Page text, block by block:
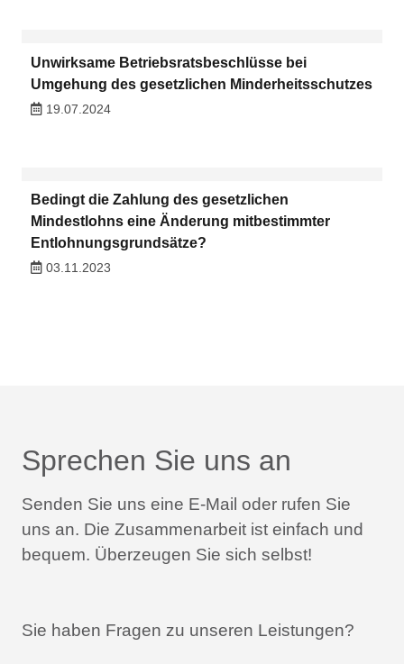
Unwirksame Betriebsratsbeschlüsse bei
Umgehung des gesetzlichen Minderheitsschutzes
19.07.2024
Bedingt die Zahlung des gesetzlichen
Mindestlohns eine Änderung mitbestimmter
Entlohnungsgrundsätze?
03.11.2023
Sprechen Sie uns an
Senden Sie uns eine E-Mail oder rufen Sie
uns an. Die Zusammenarbeit ist einfach und
bequem. Überzeugen Sie sich selbst!
Sie haben Fragen zu unseren Leistungen?